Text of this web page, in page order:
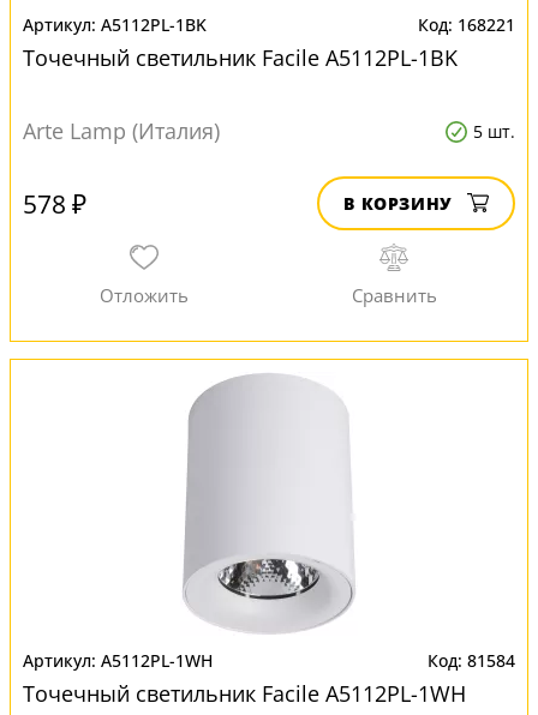
A5112PL-1BK 168221
Точечный светильник Facile A5112PL-1BK
Arte Lamp (Италия) 5 шт.
578 ₽ В КОРЗИНУ
A5112PL-1WH 81584
Точечный светильник Facile A5112PL-1WH